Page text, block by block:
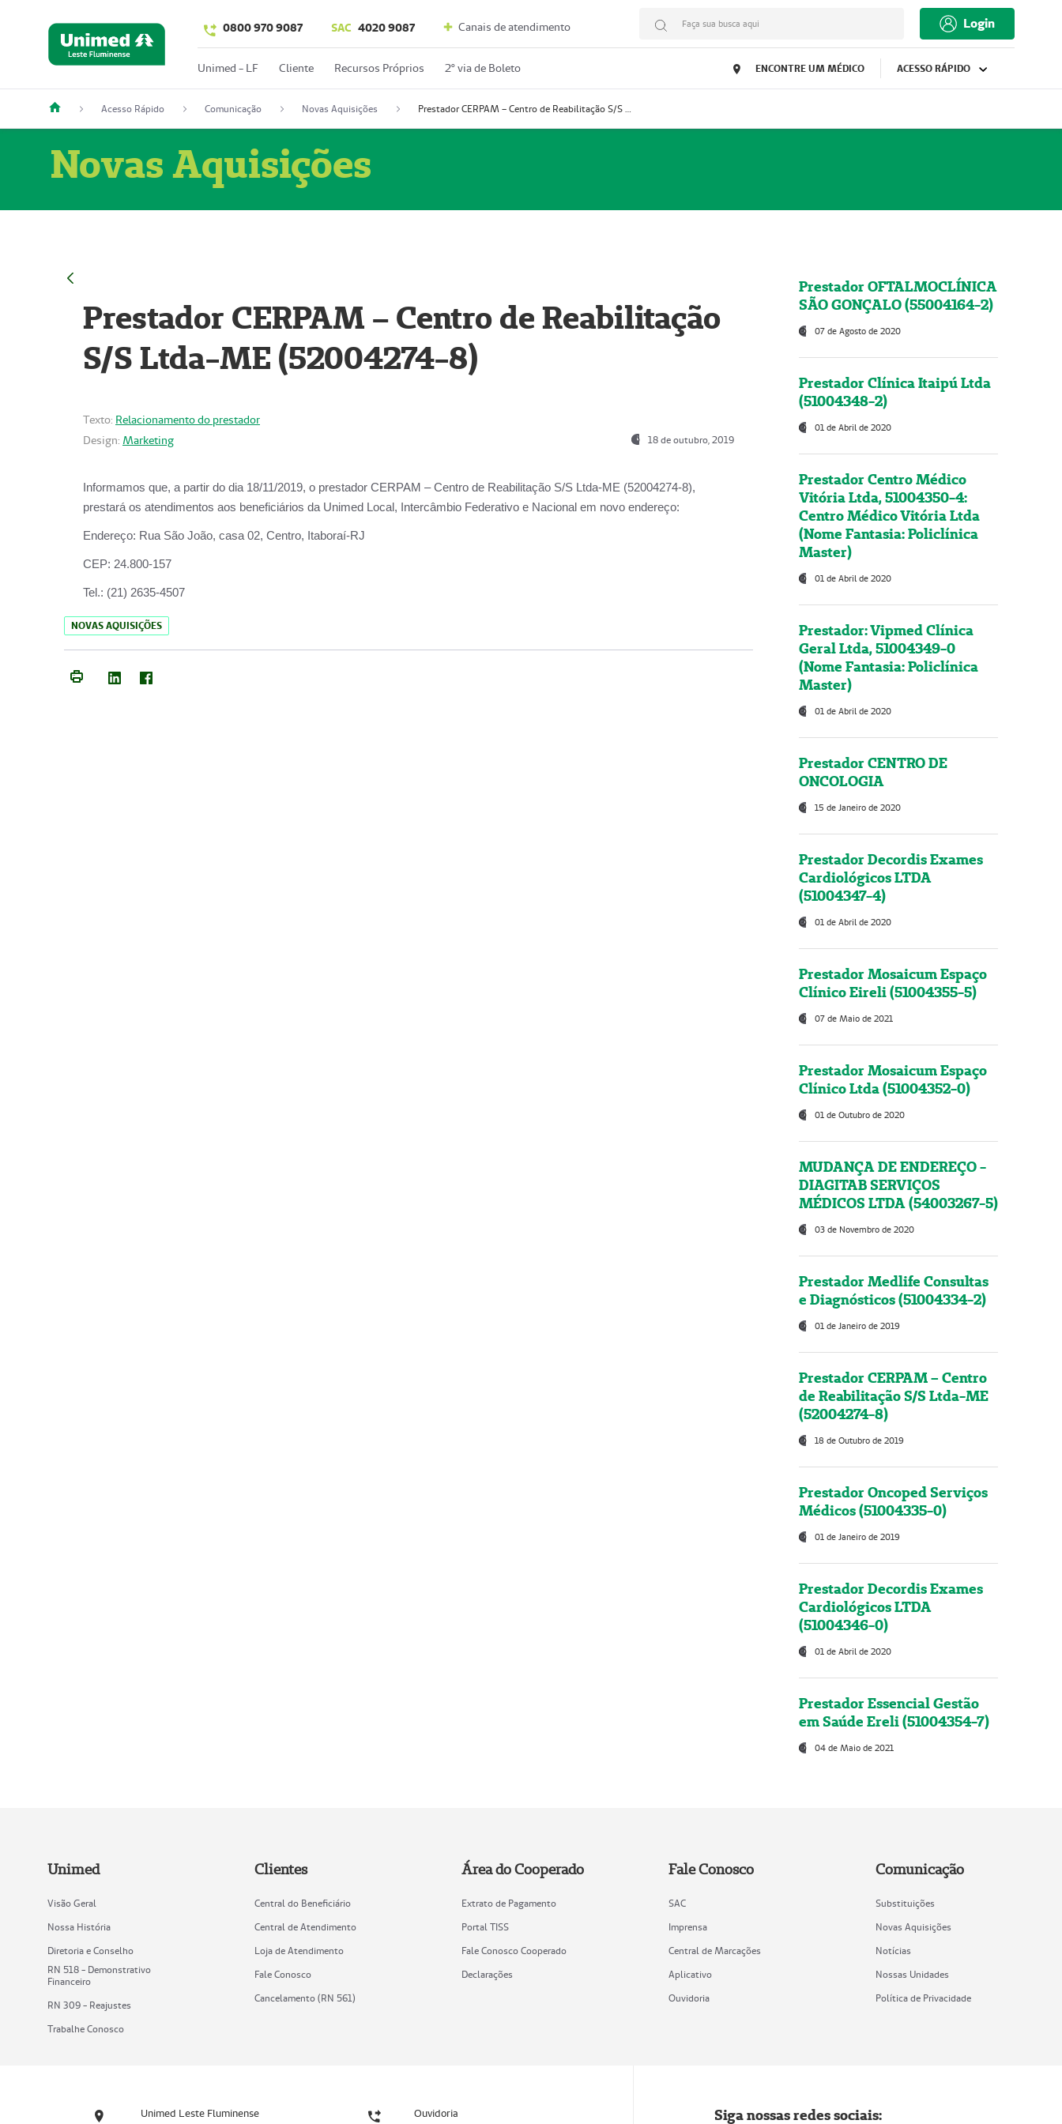
0800 970 9087 SAC 4020 9087 Canais de atendimento Faça sua busca aqui Login
Unimed - LF Cliente Recursos Próprios 2º via de Boleto ENCONTRE UM MÉDICO ACESSO RÁPIDO
Acesso Rápido Comunicação Novas Aquisições Prestador CERPAM – Centro de Reabilitação S/S Ltda-ME (52004274-8)
Novas Aquisições
Prestador CERPAM – Centro de Reabilitação
S/S Ltda-ME (52004274-8)
Texto: Relacionamento do prestador
Design: Marketing 18 de outubro, 2019
Informamos que, a partir do dia 18/11/2019, o prestador CERPAM – Centro de Reabilitação S/S Ltda-ME (52004274-8),
prestará os atendimentos aos beneficiários da Unimed Local, Intercâmbio Federativo e Nacional em novo endereço:
Endereço: Rua São João, casa 02, Centro, Itaboraí-RJ
CEP: 24.800-157
Tel.: (21) 2635-4507
NOVAS AQUISIÇÕES
Prestador OFTALMOCLÍNICA
SÃO GONÇALO (55004164-2)
07 de Agosto de 2020
Prestador Clínica Itaipú Ltda
(51004348-2)
01 de Abril de 2020
Prestador Centro Médico
Vitória Ltda, 51004350-4:
Centro Médico Vitória Ltda
(Nome Fantasia: Policlínica
Master)
01 de Abril de 2020
Prestador: Vipmed Clínica
Geral Ltda, 51004349-0
(Nome Fantasia: Policlínica
Master)
01 de Abril de 2020
Prestador CENTRO DE
ONCOLOGIA
15 de Janeiro de 2020
Prestador Decordis Exames
Cardiológicos LTDA
(51004347-4)
01 de Abril de 2020
Prestador Mosaicum Espaço
Clínico Eireli (51004355-5)
07 de Maio de 2021
Prestador Mosaicum Espaço
Clínico Ltda (51004352-0)
01 de Outubro de 2020
MUDANÇA DE ENDEREÇO -
DIAGITAB SERVIÇOS
MÉDICOS LTDA (54003267-5)
03 de Novembro de 2020
Prestador Medlife Consultas
e Diagnósticos (51004334-2)
01 de Janeiro de 2019
Prestador CERPAM – Centro
de Reabilitação S/S Ltda-ME
(52004274-8)
18 de Outubro de 2019
Prestador Oncoped Serviços
Médicos (51004335-0)
01 de Janeiro de 2019
Prestador Decordis Exames
Cardiológicos LTDA
(51004346-0)
01 de Abril de 2020
Prestador Essencial Gestão
em Saúde Ereli (51004354-7)
04 de Maio de 2021
Unimed
Visão Geral
Nossa História
Diretoria e Conselho
RN 518 - Demonstrativo
Financeiro
RN 309 - Reajustes
Trabalhe Conosco
Clientes
Central do Beneficiário
Central de Atendimento
Loja de Atendimento
Fale Conosco
Cancelamento (RN 561)
Área do Cooperado
Extrato de Pagamento
Portal TISS
Fale Conosco Cooperado
Declarações
Fale Conosco
SAC
Imprensa
Central de Marcações
Aplicativo
Ouvidoria
Comunicação
Substituições
Novas Aquisições
Notícias
Nossas Unidades
Política de Privacidade
Unimed Leste Fluminense Ouvidoria Siga nossas redes sociais: